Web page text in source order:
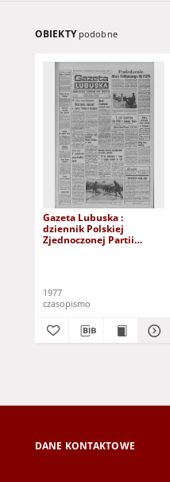
OBIEKTY podobne
Gazeta Lubuska :
dziennik Polskiej
Zjednoczonej Partii
1977
czasopismo
DANE KONTAKTOWE